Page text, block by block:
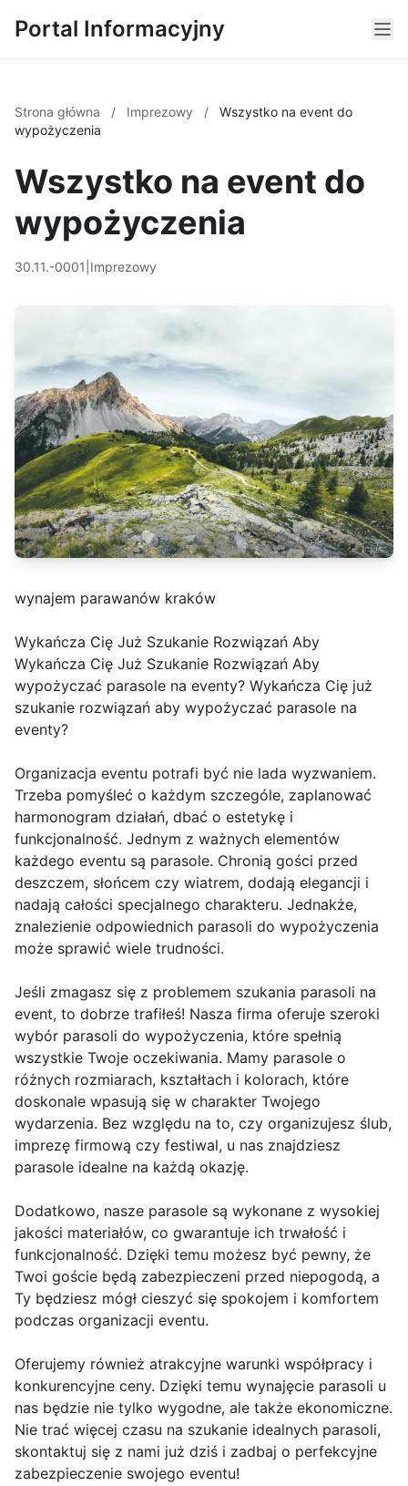
Portal Informacyjny
Strona główna / Imprezowy /
Wszystko na event do
wypożyczenia
Wszystko na event do
wypożyczenia
30.11.-0001 Imprezowy
wynajem parawanów kraków
Wykańcza Cię Już Szukanie Rozwiązań Aby
Wykańcza Cię Już Szukanie Rozwiązań Aby
wypożyczać parasole na eventy? Wykańcza Cię już
szukanie rozwiązań aby wypożyczać parasole na
eventy?
Organizacja eventu potrafi być nie lada wyzwaniem.
Trzeba pomyśleć o każdym szczególe, zaplanować
harmonogram działań, dbać o estetykę i
funkcjonalność. Jednym z ważnych elementów
każdego eventu są parasole. Chronią gości przed
deszczem, słońcem czy wiatrem, dodają elegancji i
nadają całości specjalnego charakteru. Jednakże,
znalezienie odpowiednich parasoli do wypożyczenia
może sprawić wiele trudności.
Jeśli zmagasz się z problemem szukania parasoli na
event, to dobrze trafiłeś! Nasza firma oferuje szeroki
wybór parasoli do wypożyczenia, które spełnią
wszystkie Twoje oczekiwania. Mamy parasole o
różnych rozmiarach, kształtach i kolorach, które
doskonale wpasują się w charakter Twojego
wydarzenia. Bez względu na to, czy organizujesz ślub,
imprezę firmową czy festiwal, u nas znajdziesz
parasole idealne na każdą okazję.
Dodatkowo, nasze parasole są wykonane z wysokiej
jakości materiałów, co gwarantuje ich trwałość i
funkcjonalność. Dzięki temu możesz być pewny, że
Twoi goście będą zabezpieczeni przed niepogodą, a
Ty będziesz mógł cieszyć się spokojem i komfortem
podczas organizacji eventu.
Oferujemy również atrakcyjne warunki współpracy i
konkurencyjne ceny. Dzięki temu wynajęcie parasoli u
nas będzie nie tylko wygodne, ale także ekonomiczne.
Nie trać więcej czasu na szukanie idealnych parasoli,
skontaktuj się z nami już dziś i zadbaj o perfekcyjne
zabezpieczenie swojego eventu!